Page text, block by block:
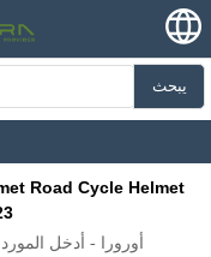
يبحث
Road Cycle Helmet
أورورا - أدخل